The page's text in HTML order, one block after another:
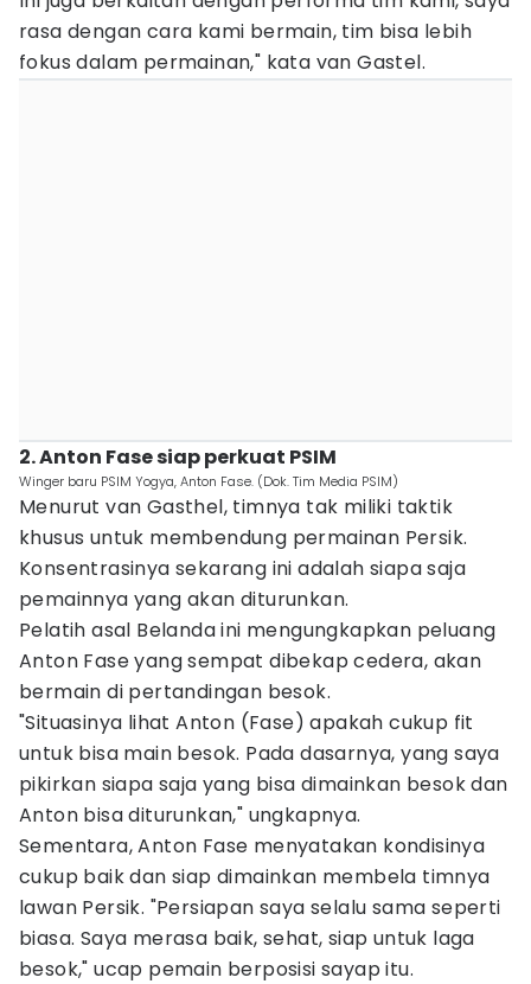
rasa dengan cara kami bermain, tim bisa lebih
fokus dalam permainan," kata van Gastel.
2. Anton Fase siap perkuat PSIM
Winger baru PSIM Yogya, Anton Fase. (Dok. Tim Media PSIM)
Menurut van Gasthel, timnya tak miliki taktik
khusus untuk membendung permainan Persik.
Konsentrasinya sekarang ini adalah siapa saja
pemainnya yang akan diturunkan.
Pelatih asal Belanda ini mengungkapkan peluang
Anton Fase yang sempat dibekap cedera, akan
bermain di pertandingan besok.
"Situasinya lihat Anton (Fase) apakah cukup fit
untuk bisa main besok. Pada dasarnya, yang saya
pikirkan siapa saja yang bisa dimainkan besok dan
Anton bisa diturunkan," ungkapnya.
Sementara, Anton Fase menyatakan kondisinya
cukup baik dan siap dimainkan membela timnya
lawan Persik. "Persiapan saya selalu sama seperti
biasa. Saya merasa baik, sehat, siap untuk laga
besok," ucap pemain berposisi sayap itu.